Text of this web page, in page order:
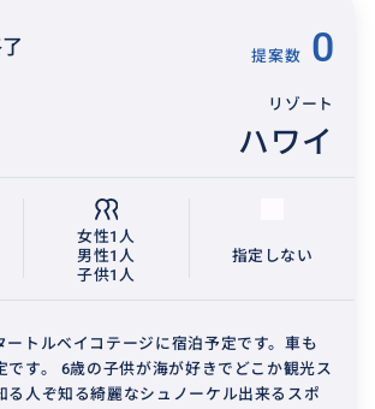
提案数 0
リゾート
ハワイ
女性1人
男性1人
子供1人
指定しない
ートルベイコテージに宿泊予定です。車も
です。 6歳の子供が海が好きでどこか観光ス
る人ぞ知る綺麗なシュノーケル出来るスポ